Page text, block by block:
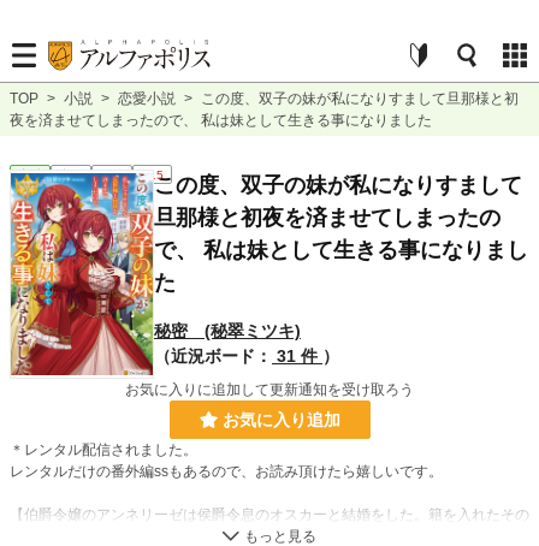
TOP > 小説 > 恋愛小説 > この度、双子の妹が私になりすまして旦那様と初
夜を済ませてしまったので、 私は妹として生きる事になりました
恋愛 完結 長編 R15この度、双子の妹が私になりすまして
旦那様と初夜を済ませてしまったの
で、 私は妹として生きる事になりまし
た
秘密 (秘翠ミツキ)
（近況ボード： 31 件 ）
お気に入りに追加して更新通知を受け取ろう
お気に入り追加
＊レンタル配信されました。
レンタルだけの番外編ssもあるので、お読み頂けたら嬉しいです。
【伯爵令嬢のアンネリーゼは侯爵令息のオスカーと結婚をした。籍を入れたその
夜、初夜を迎える筈だったが急激な睡魔に襲われて意識を手放してしまった。そ